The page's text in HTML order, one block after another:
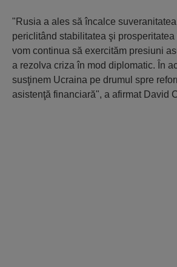
"Rusia a ales să încalce
periclitând stabilitatea şi
vom continua să exercităm presiuni
a rezolva criza în mod diplomatic. În
susţinem Ucraina pe drumul spre
asistenţă financiară", a afirmat David